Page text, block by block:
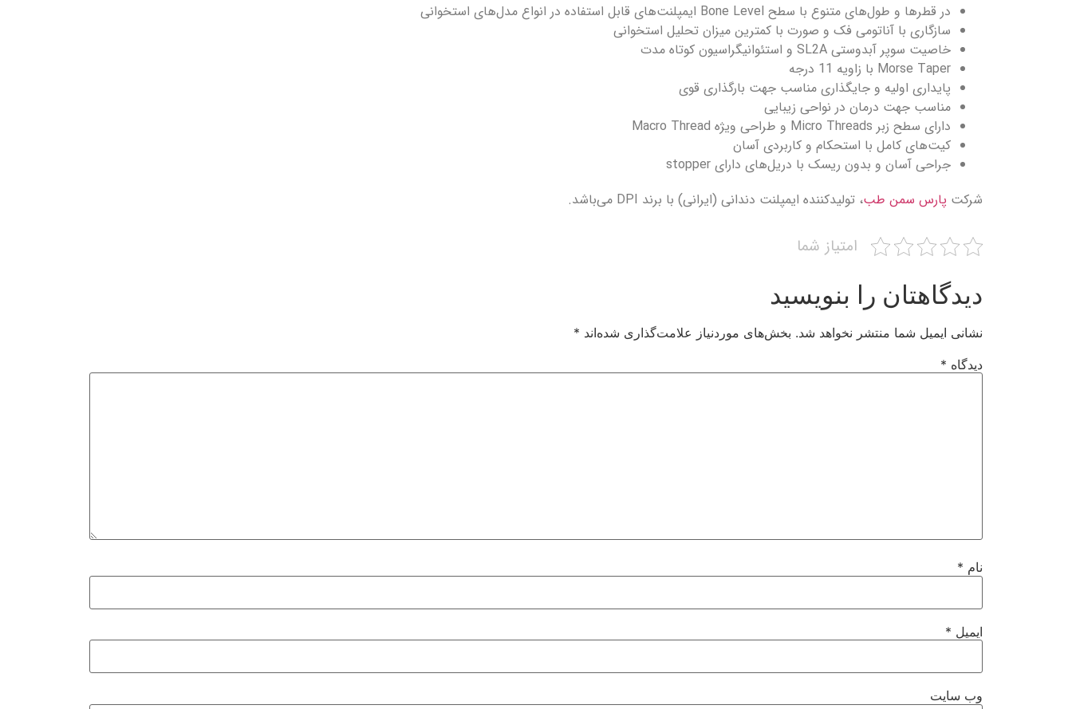
در قطرها و طول‌های متنوع با سطح Bone Level ایمپلنت‌های قابل استفاده در انواع مدل‌های استخوانی
سازگاری با آناتومی فک و صورت با کمترین میزان تحلیل استخوانی
خاصیت سوپر آبدوستی SL2A و استئوانیگراسیون کوتاه مدت
Morse Taper با زاویه 11 درجه
پایداری اولیه و جایگذاری مناسب جهت بارگذاری قوی
مناسب جهت درمان در نواحی زیبایی
دارای سطح زبر Micro Threads و طراحی ویژه Macro Thread
کیت‌های کامل با استحکام و کاربردی آسان
جراحی آسان و بدون ریسک با دریل‌های دارای stopper
شرکت پارس سمن طب، تولیدکننده ایمپلنت دندانی (ایرانی) با برند DPI می‌باشد.
امتیاز شما
دیدگاهتان را بنویسید
نشانی ایمیل شما منتشر نخواهد شد. بخش‌های موردنیاز علامت‌گذاری شده‌اند *
دیدگاه *
نام *
ایمیل *
وب‌ سایت